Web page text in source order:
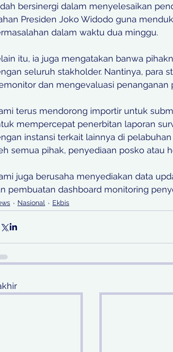
bersinergi dalam menyelesaikan
Presiden Joko Widodo guna
dalam waktu dua minggu.
itu, ia juga mengatakan banwa
seluruh stakholder. Nantinya, para
dan mengevaluasi penanganan
terus mendorong importir untuk
mempercepat penerbitan laporan
instansi terkait lainnya di
semua pihak, penyediaan posko atau
juga berusaha menyediakan data
pembuatan dashboard monitoring
Nasional Ekbis